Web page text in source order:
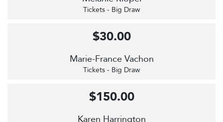
Tickets - Big Draw
Marie-France Vachon
Tickets - Big Draw
$30.00
Karen Harrington
$150.00